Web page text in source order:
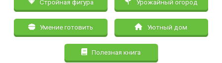
Стройная фигура Урожайный огород
Умение готовить Уютный дом
Полезная книга